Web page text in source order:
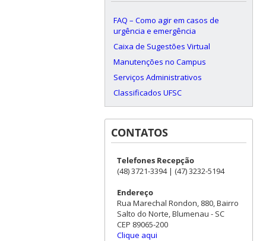
FAQ – Como agir em casos de
urgência e emergência
Caixa de Sugestões Virtual
Manutenções no Campus
Serviços Administrativos
Classificados UFSC
CONTATOS
Telefones Recepção
(48) 3721-3394 | (47) 3232-5194
Endereço
Rua Marechal Rondon, 880, Bairro
Salto do Norte, Blumenau - SC
CEP 89065-200
Clique aqui